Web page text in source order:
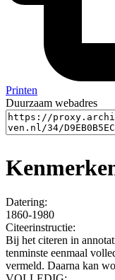
Printen
Duurzaam webadres
Datering:
1860-1980
Citeerinstructie:
Bij het citeren in
tenminste eenmaal
vermeld. Daarna kan